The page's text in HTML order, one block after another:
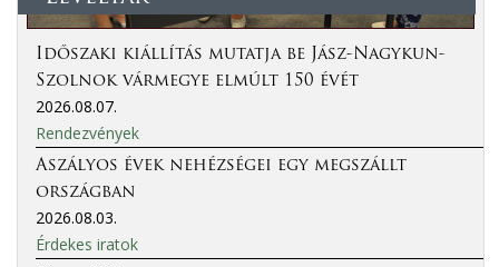
Időszaki kiállítás mutatja be Jász-Nagykun-
Szolnok vármegye elmúlt 150 évét
2026.08.07.
Rendezvények
Aszályos évek nehézségei egy megszállt
országban
2026.08.03.
Érdekes iratok